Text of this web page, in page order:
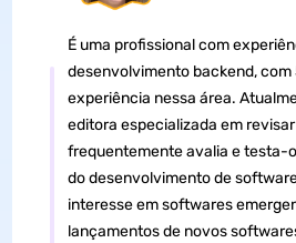
É uma profissional com
desenvolvimento backend, com
experiência nessa área.
editora especializada em
frequentemente avalia e testa-
do desenvolvimento de
interesse em softwares
lançamentos de novos